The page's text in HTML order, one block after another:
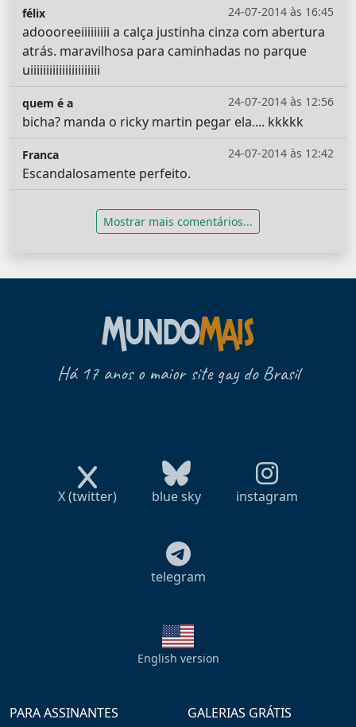
24-07-2014 às 16:45
félix
adoooreeiiiiiiiii a calça justinha cinza com abertura
atrás. maravilhosa para caminhadas no parque
uiiiiiiiiiiiiiiiiiiiiii
24-07-2014 às 12:56
quem é a
bicha? manda o ricky martin pegar ela.... kkkkk
24-07-2014 às 12:42
Franca
Escandalosamente perfeito.
Mostrar mais comentários...
Há 17 anos o maior site gay do Brasil
X (twitter) blue sky instagram
telegram
English version
PARA ASSINANTES
GALERIAS GRÁTIS